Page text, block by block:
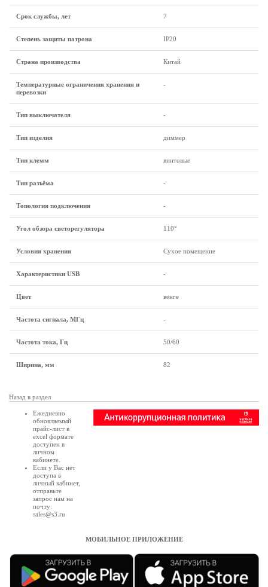
Срок службы, лет 7
Степень защиты патрона IP20
Страна производства Китай
Температурные ограничения хранения и
перевозки
-
Тип выключателя -
Тип изделия диммер
Тип клемм винтовые
Тип разъёма -
Топология подключения -
Угол обзора светорегулятора 110°
Условия хранения Сухое помещение
Характеристики USB -
Цвет венге
Частота сигнала, МГц -
Частота тока, Гц 50/60
Ширина, мм 82
Назад в раздел
Ежедневно
обновляемый
прайс-лист в
excel формате
доступен в
личном
кабинете
Если у Вас нет
доступа в
личный кабинет,
отправьте
запрос нам на
почту:
sales@s3.ru
МОБИЛЬНОЕ ПРИЛОЖЕНИЕ